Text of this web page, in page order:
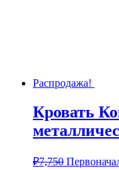
Распродажа!
Кровать
₽7,750